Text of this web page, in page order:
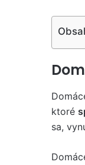
ktoré
sa,